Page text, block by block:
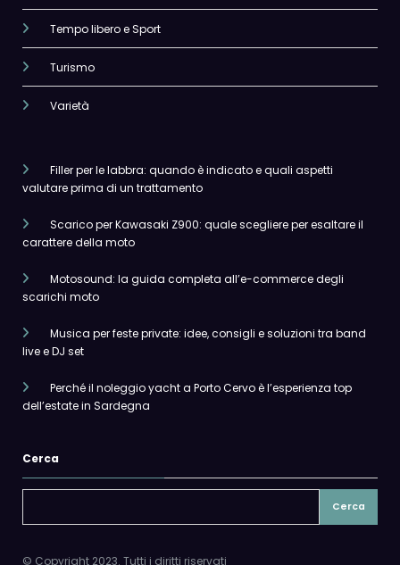
Tempo libero e Sport
Turismo
Varietà
Filler per le labbra: quando è indicato e quali aspetti
valutare prima di un trattamento
Scarico per Kawasaki Z900: quale scegliere per esaltare il
carattere della moto
Motosound: la guida completa all’e-commerce degli
scarichi moto
Musica per feste private: idee, consigli e soluzioni tra band
live e DJ set
Perché il noleggio yacht a Porto Cervo è l’esperienza top
dell’estate in Sardegna
Cerca
Cerca
© Copyright 2023. Tutti i diritti riservati